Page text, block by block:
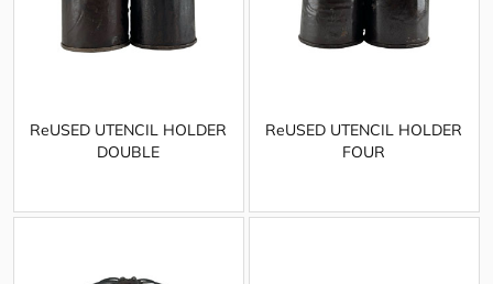
ReUSED UTENCIL HOLDER
DOUBLE
ReUSED UTENCIL HOLDER
FOUR